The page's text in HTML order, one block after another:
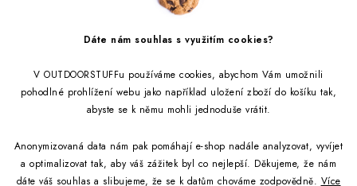
Dáte nám souhlas s využitím cookies?
V OUTDOORSTUFFu používáme cookies, abychom Vám umožnili
pohodlné prohlížení webu jako například uložení zboží do košíku tak,
abyste se k němu mohli jednoduše vrátit.
Anonymizovaná data nám pak pomáhají e-shop nadále analyzovat, vyvíjet
a optimalizovat tak, aby váš zážitek byl co nejlepší. Děkujeme, že nám
dáte váš souhlas a slibujeme, že se k datům chováme zodpovědně. Více
Vložením e-mailu souhlasíte spodmínkami ochrany osobních údajů
Informace pro vás
Věrnostní program
Reklamace
Citronela a její účinky
Outdoor poradna